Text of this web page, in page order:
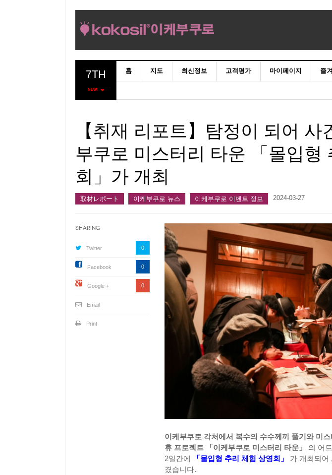
7TH
NEW!
홈 지도 최신정보 고객평가 마이페이지 즐
【취재 리포트】탐정이 되어 사
부쿠로 미스터리 타운 「몰입형
회」가 개최
取材レポート 이케부쿠로 뉴스 이케부쿠로 이벤트 정보 2024-03-27
이케부쿠로 각처에서 복수의 수수께끼 풀기와 미
휴 프로젝트 「이케부쿠로 미스터리 타운」
의 어
2일간에
「몰입형 추리 체험 상영회」
가 개최되어
겼습니다.
Sharing
Twitter 0
Facebook 0
Google + 0
Email
Print